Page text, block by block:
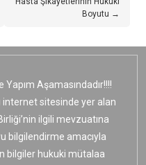
Boyutu →
Aşamasındadır!!!!
internet sitesinde yer alan
ilgili mevzuatına
bilgilendirme amacıyla
bilgiler hukuki mütalaa